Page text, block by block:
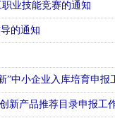
业技能竞赛的通知
的通知
”中小企业入库培育申报
新产品推荐目录申报工